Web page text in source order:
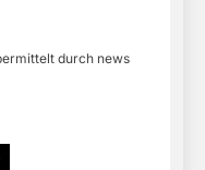
durch news